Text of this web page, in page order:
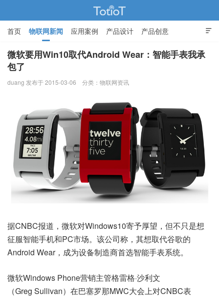
物联网的那些事 - Totiot

首页 物联网新闻 应用案例 产品设计 产品创意
智能家居
微软要用Win10取代Android Wear：智能手表我承
包了
duang 发布于 2015-03-06 分类： 物联网资讯
据CNBC报道，微软对Windows10寄予厚望，但不只是想
征服智能手机和PC市场。该公司称，其想取代谷歌的
Android Wear，成为设备制造商首选智能手表系统。
微软Windows Phone营销主管格雷格·沙利文
（Greg Sullivan）在巴塞罗那MWC大会上对CNBC表